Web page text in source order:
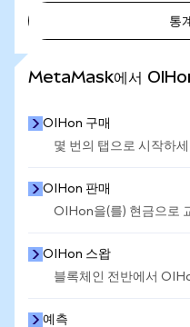
통
MetaMask에서
OIHon 구매
몇 번의 탭으로 시작하
OIHon 판매
OIHon을(를) 현금으로
OIHon 스왑
블록체인 전반에서
예측